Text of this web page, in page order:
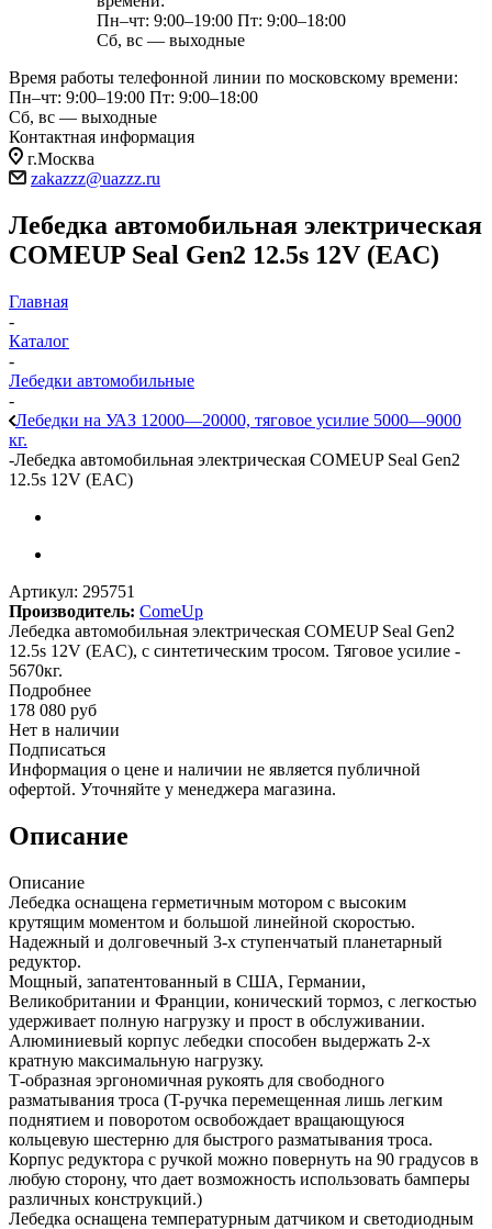
Пн–чт: 9:00–19:00 Пт: 9:00–18:00
Сб, вс — выходные
Время работы телефонной линии по московскому времени:
Пн–чт: 9:00–19:00 Пт: 9:00–18:00
Сб, вс — выходные
Контактная информация
г.Москва
zakazzz@uazzz.ru
Лебедка автомобильная электрическая
COMEUP Seal Gen2 12.5s 12V (EAC)
Главная
-
Каталог
-
Лебедки автомобильные
-
Лебедки на УАЗ 12000—20000, тяговое усилие 5000—9000
кг.
-Лебедка автомобильная электрическая COMEUP Seal Gen2
12.5s 12V (EAC)
Артикул: 295751
Производитель: ComeUp
Лебедка автомобильная электрическая COMEUP Seal Gen2
12.5s 12V (EAC), с синтетическим тросом. Тяговое усилие -
5670кг.
Подробнее
178 080 руб
Нет в наличии
Подписаться
Информация о цене и наличии не является публичной
офертой. Уточняйте у менеджера магазина.
Описание
Описание
Лебедка оснащена герметичным мотором с высоким
крутящим моментом и большой линейной скоростью.
Надежный и долговечный 3-х ступенчатый планетарный
редуктор.
Мощный, запатентованный в США, Германии,
Великобритании и Франции, конический тормоз, с легкостью
удерживает полную нагрузку и прост в обслуживании.
Алюминиевый корпус лебедки способен выдержать 2-х
кратную максимальную нагрузку.
Т-образная эргономичная рукоять для свободного
разматывания троса (T-ручка перемещенная лишь легким
поднятием и поворотом освобождает вращающуюся
кольцевую шестерню для быстрого разматывания троса.
Корпус редуктора с ручкой можно повернуть на 90 градусов в
любую сторону, что дает возможность использовать бамперы
различных конструкций.)
Лебедка оснащена температурным датчиком и светодиодным